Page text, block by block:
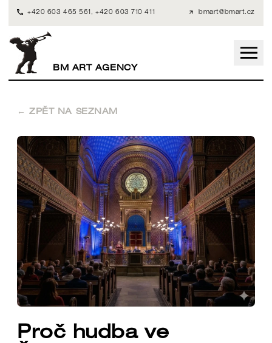
+420 603 465 561 , +420 603 710 411 bmart@bmart.cz
BM ART AGENCY
← ZPĚT NA SEZNAM
Proč hudba ve